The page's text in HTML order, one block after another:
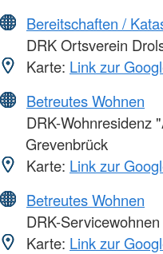
Bereitschaften /
DRK Ortsverein
Karte: Link zur
Betreutes Wohnen
DRK-Wohnresidenz
Grevenbrück
Karte: Link zur
Betreutes Wohnen
DRK-
Karte: Link zur